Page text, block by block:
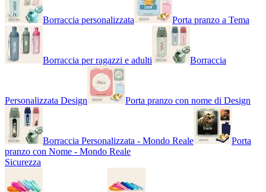
Borraccia personalizzata Porta pranzo a Tema
Borraccia per ragazzi e adulti Borraccia
Personalizzata Design Porta pranzo con nome di Design
Borraccia Personalizzata - Mondo Reale
Porta
pranzo con Nome - Mondo Reale
Sicurezza